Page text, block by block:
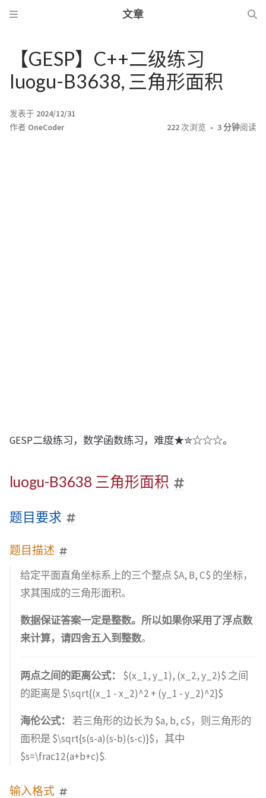
文章
【GESP】C++二级练习
luogu-B3638, 三角形面积
发表于 2024/12/31
作者 OneCoder 222次浏览 3 分钟阅读
GESP二级练习，数学函数练习，难度★✮☆☆☆。
luogu-B3638 三角形面积
题目要求
题目描述
给定平面直角坐标系上的三个整点 $A, B, C$ 的坐标，
求其围成的三角形面积。
数据保证答案一定是整数。所以如果你采用了浮点数
来计算，请四舍五入到整数。
两点之间的距离公式：
$(x_1, y_1), (x_2, y_2)$ 之间
的距离是 $\sqrt{(x_1 - x_2)^2 + (y_1 - y_2)^2}$
海伦公式：
若三角形的边长为 $a, b, c$，则三角形的
面积是 $\sqrt{s(s-a)(s-b)(s-c)}$，其中
$s=\frac12(a+b+c)$.
输入格式